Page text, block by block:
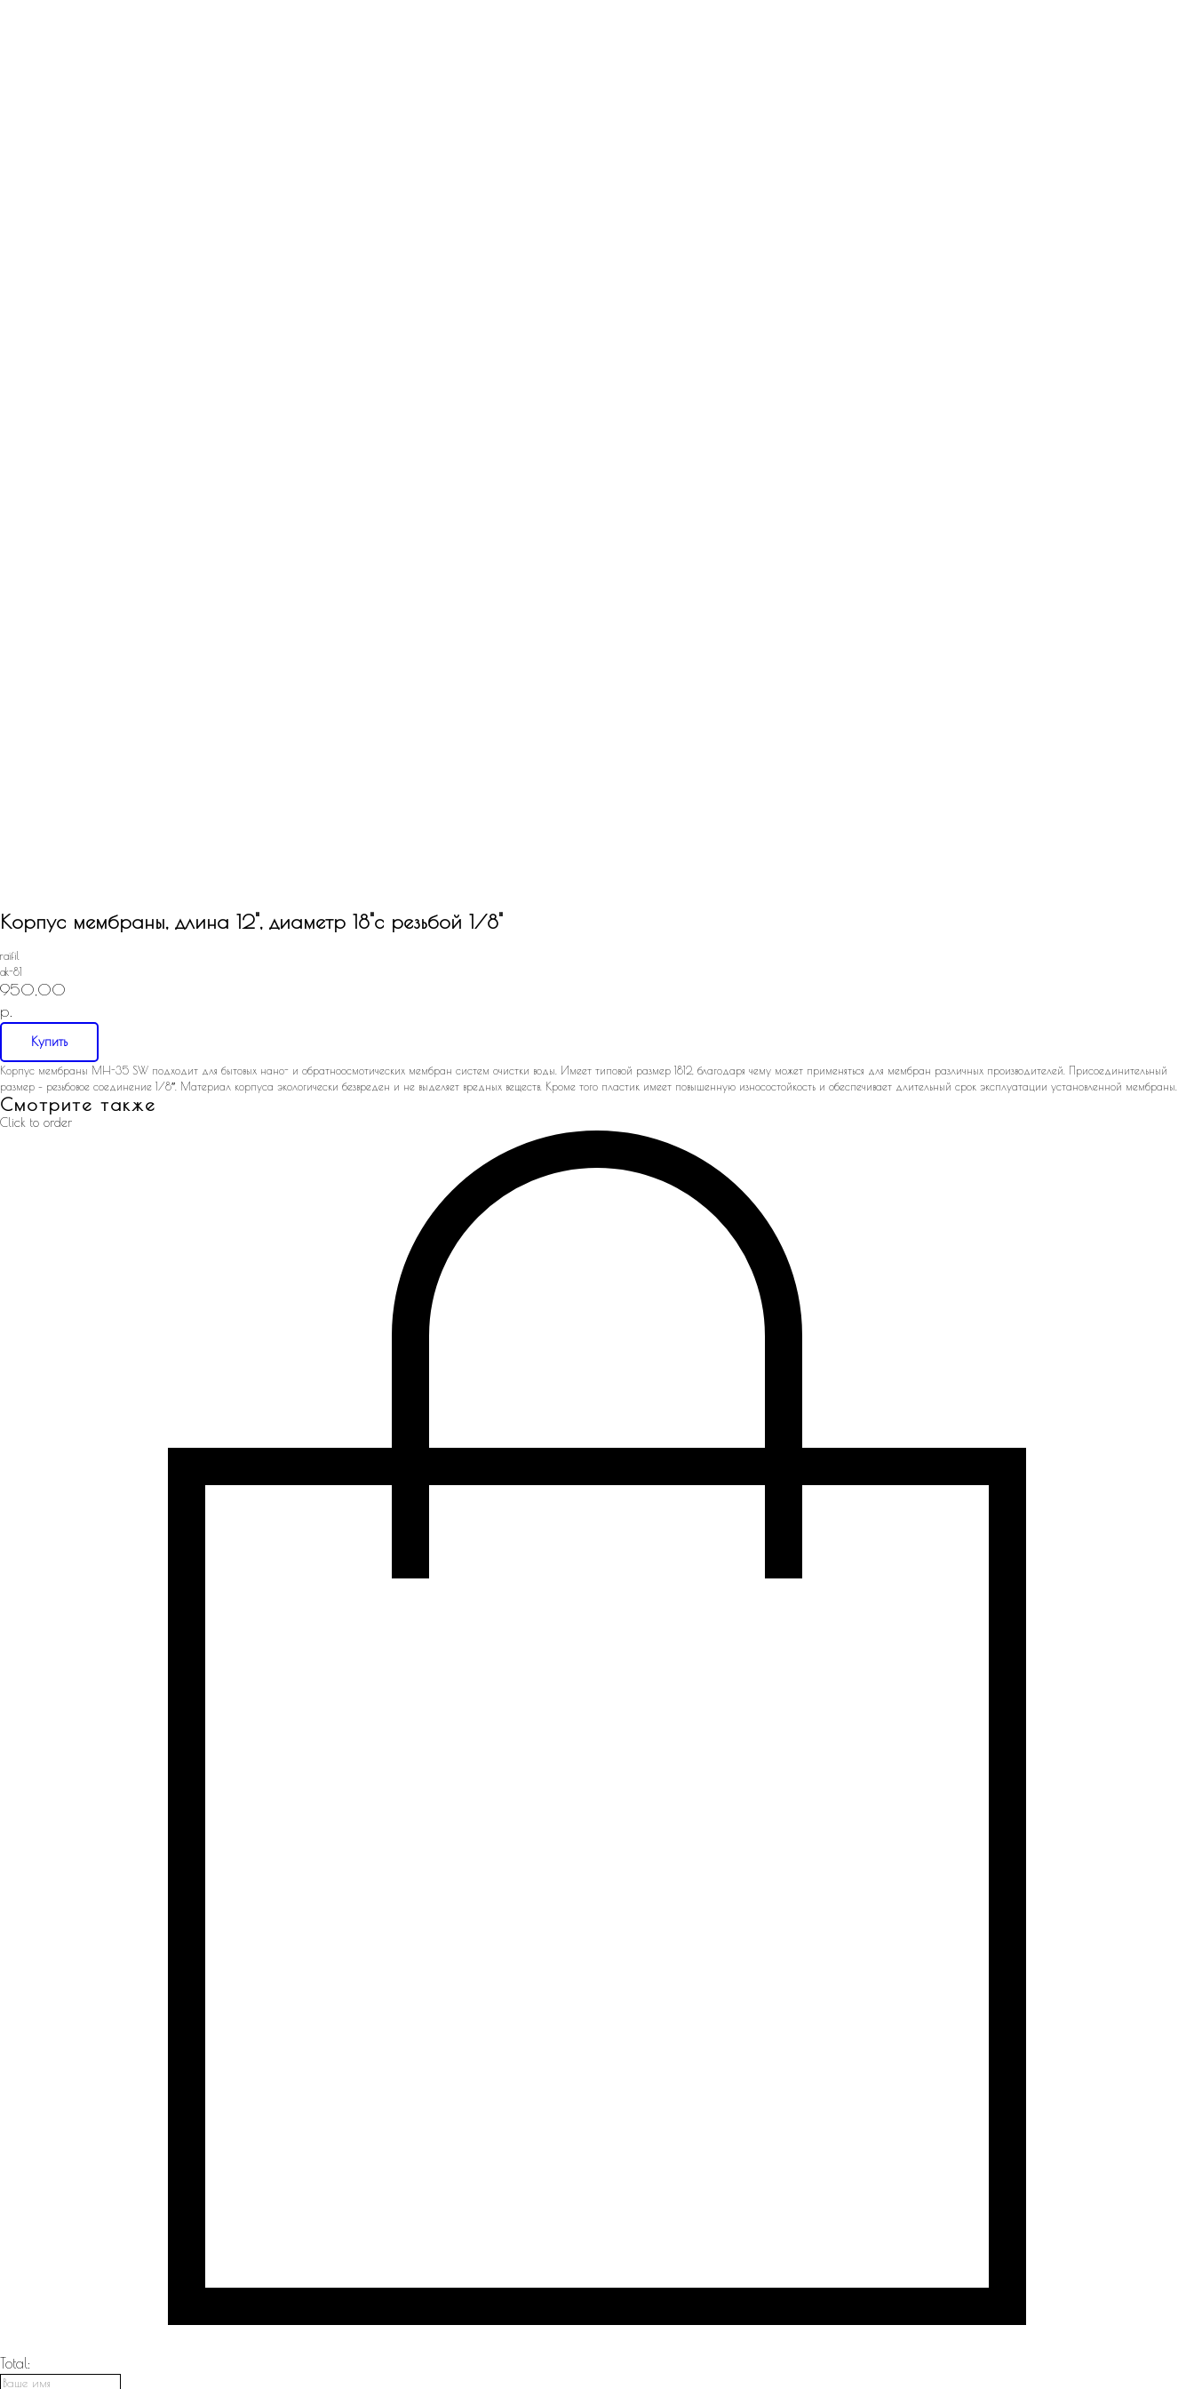
Корпус мембраны, длина 12", диаметр 18"с резьбой 1/8"
raifil
ak-81
950,00
р.
Купить
Корпус мембраны MH-35 SW подходит для бытовых нано- и обратноосмотических мембран систем очистки воды. Имеет типовой размер 1812, благодаря чему может применяться для мембран различных производителей. Присоединительный
размер – резьбовое соединение 1/8″. Материал корпуса экологически безвреден и не выделяет вредных веществ. Кроме того пластик имеет повышенную износостойкость и обеспечивает длительный срок эксплуатации установленной мембраны.
Смотрите также
Click to order
Total: